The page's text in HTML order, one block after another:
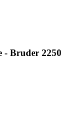
- Bruder 2250